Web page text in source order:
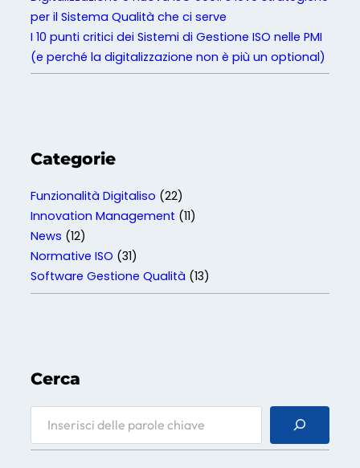
per il Sistema Qualità che ci serve
I 10 punti critici dei Sistemi di Gestione ISO nelle PMI
(e perché la digitalizzazione non è più un optional)
Categorie
Funzionalità Digitaliso (22)
Innovation Management (11)
News (12)
Normative ISO (31)
Software Gestione Qualità (13)
Cerca
a